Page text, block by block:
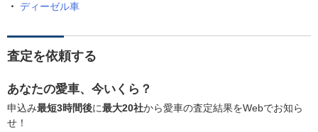
ディーゼル車
査定を依頼する
あなたの愛車、今いくら？
申込み最短3時間後に最大20社から愛車の査定結果をWebでお知ら
せ！